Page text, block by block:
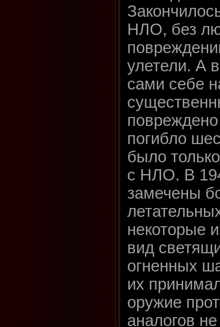
НЛО, без
улетели. А
сами себе
погибло
было
с НЛО. В
замечены
некоторые
вид
огненных
их
оружие
аналогов